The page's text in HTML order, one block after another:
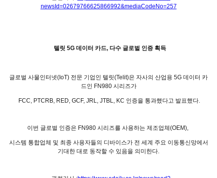
newsId=02679766625866992&mediaCodeNo=257
텔릿 5G 데이터 카드, 다수 글로벌 인증 획득
글로벌 사물인터넷(IoT) 전문 기업인 텔릿(Telit)은 자사의 산업용 5G 데이터 카
드인 FN980 시리즈가
FCC, PTCRB, RED, GCF, JRL, JTBL, KC 인증을 통과했다고 발표했다.
이번 글로벌 인증은 FN980 시리즈를 사용하는 제조업체(OEM),
시스템 통합업체 및 최종 사용자들의 디바이스가 전 세계 주요 이동통신망에서
기대한 대로 동작할 수 있음을 의미한다.